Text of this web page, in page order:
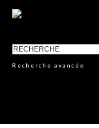
Recherche avancée